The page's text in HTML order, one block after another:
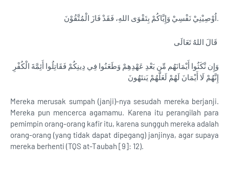
اُوْصِيْنِيْ نَفْسِيْ وَإِيَّاكُمْ بِتَقْوَى اللهِ، فَقَدْ فَازَ الْمُتَّقُوْنَ.
وَإِن نَّكَثُوا أَيْمَانَهُم مِّن بَعْدِ عَهْدِهِمْ وَطَعَنُوا فِي دِينِكُمْ فَقَاتِلُوا أَئِمَّةَ الْكُفْرِ
إِنَّهُمْ لَا أَيْمَانَ لَهُمْ لَعَلَّهُمْ يَنتَهُونَ
Mereka merusak sumpah (janji)-nya sesudah mereka berjanji.
Mereka pun mencerca agamamu. Karena itu perangilah para
pemimpin orang-orang kafir itu, karena sungguh mereka adalah
orang-orang (yang tidak dapat dipegang) janjinya, agar supaya
mereka berhenti (TQS at-Taubah [9]: 12).